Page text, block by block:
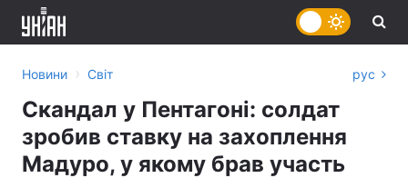
Новини › Світ рус
Скандал у Пентагоні: солдат
зробив ставку на захоплення
Мадуро, у якому брав участь